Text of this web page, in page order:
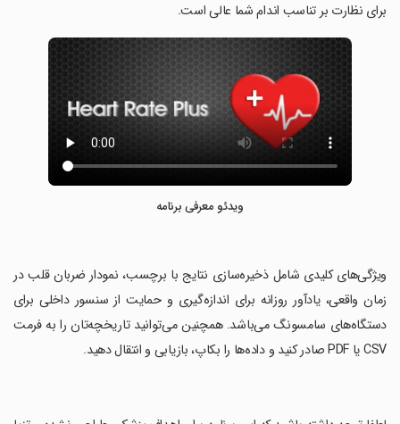
برای نظارت بر تناسب اندام شما عالی است.
ویدئو معرفی برنامه
‏ویژگی‌های کلیدی شامل ذخیره‌سازی نتایج با برچسب، نمودار ضربان قلب در
زمان واقعی، یادآور روزانه برای اندازه‌گیری و حمایت از سنسور داخلی برای
دستگاه‌های سامسونگ می‌باشد. همچنین می‌توانید تاریخچه‌تان را به فرمت
CSV یا PDF صادر کنید و داده‌ها را بکاپ، بازیابی و انتقال دهید.